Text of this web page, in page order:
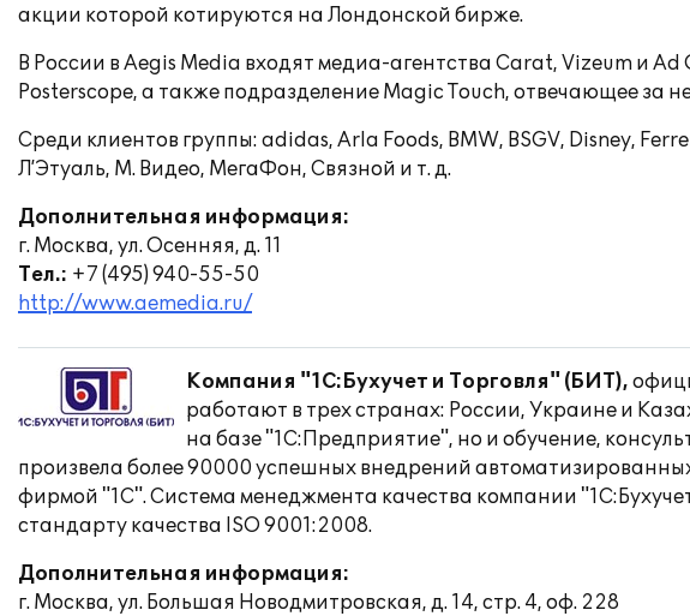
акции которой котируются на Лондонской бирже.
В России в Aegis Media входят медиа-агентства Carat, Vizeum и
Posterscope, а также подразделение Magic Touch, отвечающее
Среди клиентов группы: adidas, Arla Foods, BMW, BSGV, Disney,
Л’Этуаль, М. Видео, МегаФон, Связной и т. д.
Дополнительная информация:
г. Москва, ул. Осенняя, д. 11
Тел.: +7 (495) 940-55-50
http://www.aemedia.ru/
Компания "1С:Бухучет и Торговля" (БИТ),
работают в трех странах: России, Украине и
на базе "1С:Предприятие", но и обучение,
произвела более 90000 успешных внедрений
фирмой "1С". Система менеджмента качества компании
стандарту качества ISO 9001:2008.
Дополнительная информация:
г. Москва, ул. Большая Новодмитровская, д. 14, стр. 4, оф. 228